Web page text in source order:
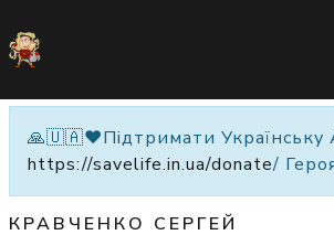
🙏🇺🇦❤️Підтримати Українську
https://savelife.in.ua/donate/
КРАВЧЕНКО СЕРГЕЙ